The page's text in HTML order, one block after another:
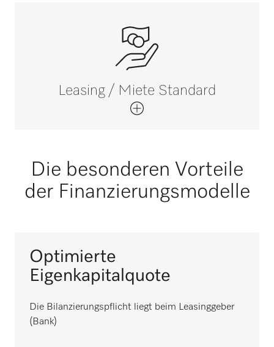
Leasing / Miete Standard
Die besonderen Vorteile
der Finanzierungsmodelle
Optimierte
Eigenkapitalquote
Die Bilanzierungspflicht liegt beim Leasinggeber
(Bank)